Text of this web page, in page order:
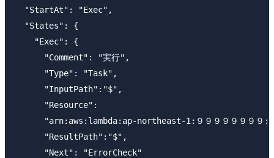
  "StartAt": "Exec",
  "States": {
    "Exec": {
      "Comment": "実行",
      "Type": "Task",
      "InputPath":"$",
      "Resource":
"arn:aws:lambda:ap-northeast-1:９９９９９９９９
      "ResultPath":"$",
      "Next": "ErrorCheck"